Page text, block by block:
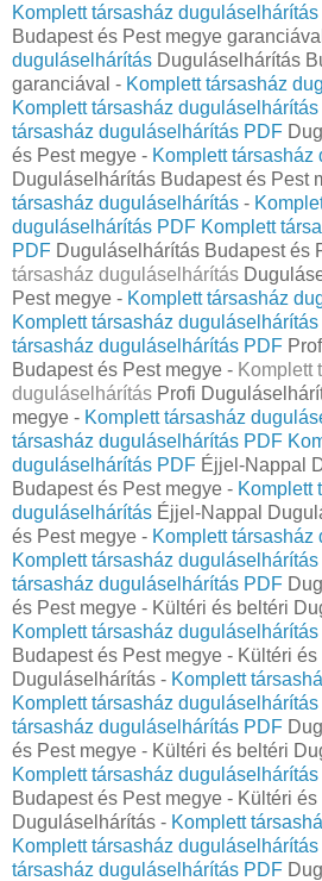
Komplett társasház
Budapest és Pest megye
duguláselhárítás Duguláselhárítás
garanciával - Komplett társasház
Komplett társasház
társasház duguláselhárítás PDF
és Pest megye - Komplett
Duguláselhárítás Budapest és Pest
társasház duguláselhárítás -
duguláselhárítás PDF Komplett
PDF Duguláselhárítás Budapest és
társasház duguláselhárítás
Pest megye - Komplett társasház
Komplett társasház
társasház duguláselhárítás PDF
Budapest és Pest megye - Komplett
duguláselhárítás Profi
megye - Komplett társasház
társasház duguláselhárítás PDF
duguláselhárítás PDF Éjjel-Nappal
Budapest és Pest megye - Komplett
duguláselhárítás Éjjel-Nappal
és Pest megye - Komplett
Komplett társasház
társasház duguláselhárítás PDF
és Pest megye - Kültéri és beltéri
Komplett társasház duguláselhárítás
Budapest és Pest megye - Kültéri és
Duguláselhárítás - Komplett
Komplett társasház
társasház duguláselhárítás PDF
és Pest megye - Kültéri és beltéri
Komplett társasház duguláselhárítás
Budapest és Pest megye - Kültéri és
Duguláselhárítás - Komplett
Komplett társasház
társasház duguláselhárítás PDF